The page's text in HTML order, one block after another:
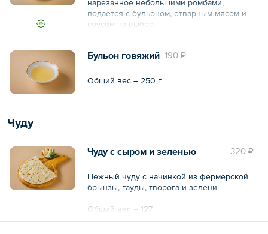
нарезанное небольшими ромбами,
подается с бульоном, отварным мясом и
соусом на выбор.
190 ₽
Бульон говяжий
Общий вес – 250 г
Чуду
320 ₽
Чуду с сыром и зеленью
Нежный чуду с начинкой из фермерской
брынзы, гауды, творога и зелени.
Общий вес – 127 г